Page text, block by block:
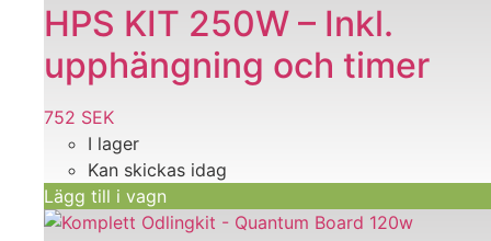
HPS KIT 250W – Inkl.
upphängning och timer
752 SEK
I lager
Kan skickas idag
Lägg till i vagn